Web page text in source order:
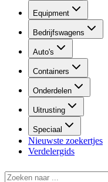
Equipment
Bedrijfswagens
Auto's
Containers
Onderdelen
Uitrusting
Speciaal
Nieuwste zoekertjes
Verdelergids